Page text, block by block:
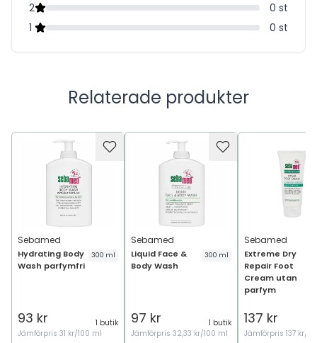
2
0 st
1
0 st
Relaterade produkter
Sebamed
Hydrating Body
Wash parfymfri
300 ml
93 kr
1 butik
Jämförpris 31 kr/100 ml
Sebamed
Liquid Face &
Body Wash
300 ml
97 kr
1 butik
Jämförpris 32,33 kr/100 ml
Sebamed
Extreme Dry
Repair Foot
Cream utan
parfym
137 kr
Jämförpris 137 kr/